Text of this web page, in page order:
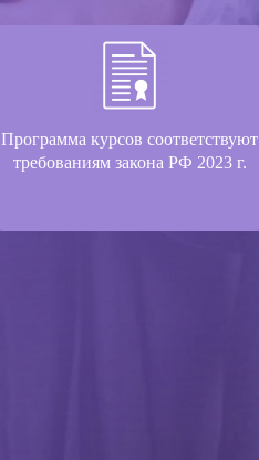
Программа курсов соответствуют
требованиям закона РФ 2023 г.